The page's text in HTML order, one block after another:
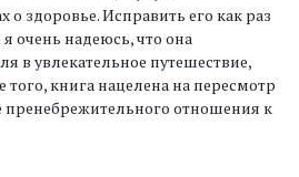
о здоровье. Исправить его как раз
очень надеюсь, что она
в увлекательное путешествие,
книга нацелена на пересмотр
пренебрежительного отношения к